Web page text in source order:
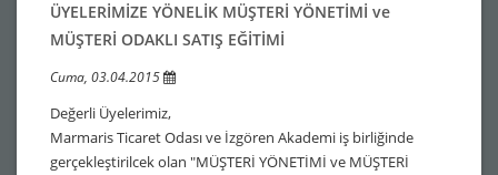
ÜYELERİMİZE YÖNELİK MÜŞTERİ YÖNETİMİ ve
MÜŞTERİ ODAKLI SATIŞ EĞİTİMİ
Cuma, 03.04.2015
Değerli Üyelerimiz,
Marmaris Ticaret Odası ve İzgören Akademi iş birliğinde
gerçekleştirilcek olan "MÜŞTERİ YÖNETİMİ ve MÜŞTERİ